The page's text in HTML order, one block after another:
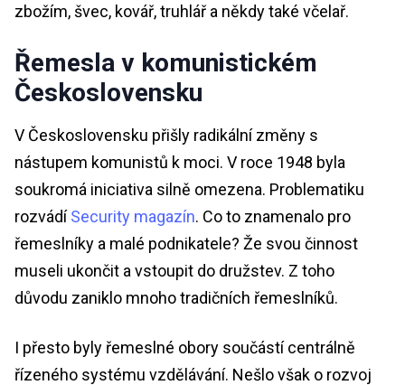
zbožím, švec, kovář, truhlář a někdy také včelař.
Řemesla v komunistickém
Československu
V Československu přišly radikální změny s
nástupem komunistů k moci. V roce 1948 byla
soukromá iniciativa silně omezena. Problematiku
rozvádíSecurity magazín. Co to znamenalo pro
řemeslníky a malé podnikatele? Že svou činnost
museli ukončit a vstoupit do družstev. Z toho
důvodu zaniklo mnoho tradičních řemeslníků.
I přesto byly řemeslné obory součástí centrálně
řízeného systému vzdělávání. Nešlo však o rozvoj